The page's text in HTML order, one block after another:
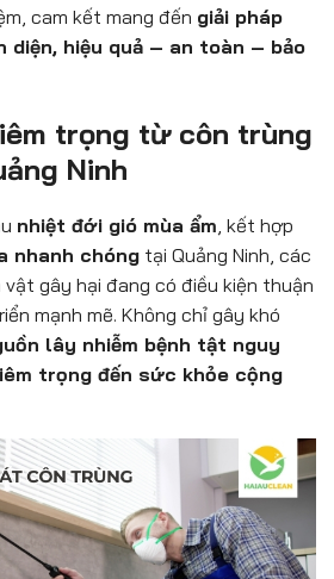
cam kết mang đến giải pháp
hiệu quả – an toàn – bảo
trọng từ côn trùng
Ninh
nhiệt đới gió mùa ẩm , kết hợp
nhanh chóng tại Quảng Ninh, các
gây hại đang có điều kiện thuận
mạnh mẽ. Không chỉ gây khó
lây nhiễm bệnh tật nguy
trọng đến sức khỏe cộng